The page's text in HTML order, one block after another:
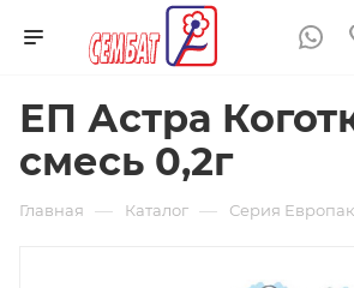
ЕП Астра
смесь 0,2г
Главная — Каталог — Серия